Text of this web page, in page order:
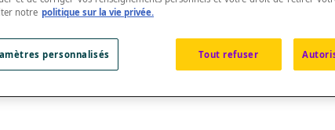
est représentée par un point afin de
données à un caractère.
notre politique sur la vie privée.
Tout refuser
personnalisés